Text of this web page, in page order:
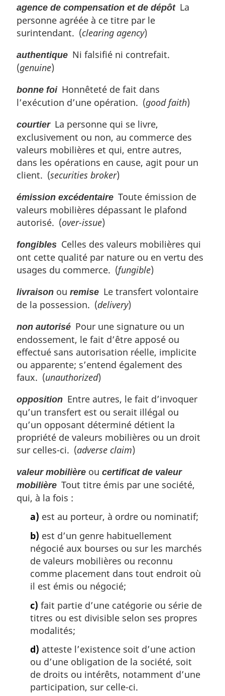
agence de compensation et de dépôtLa
personne agréée à ce titre par le
surintendant. (clearing agency)
authentique Ni falsifié ni contrefait.
(genuine)
bonne foiHonnêteté de fait dans
l’exécution d’une opération. (good faith)
courtierLa personne qui se livre,
exclusivement ou non, au commerce des
valeurs mobilières et qui, entre autres,
dans les opérations en cause, agit pour un
client. (securities broker)
émission excédentaire Toute émission de
valeurs mobilières dépassant le plafond
autorisé. (over-issue)
fongibles Celles des valeurs mobilières qui
ont cette qualité par nature ou en vertu des
usages du commerce. (fungible)
livraison ou remise Le transfert volontaire
de la possession. (delivery)
non autorisé Pour une signature ou un
endossement, le fait d’être apposé ou
effectué sans autorisation réelle, implicite
ou apparente; s’entend également des
faux. (unauthorized)
opposition Entre autres, le fait d’invoquer
qu’un transfert est ou serait illégal ou
qu’un opposant déterminé détient la
propriété de valeurs mobilières ou un droit
sur celles-ci. (adverse claim)
valeur mobilière ou certificat de valeur
mobilière Tout titre émis par une société,
qui, à la fois :
a) est au porteur, à ordre ou nominatif;
b) est d’un genre habituellement
négocié aux bourses ou sur les marchés
de valeurs mobilières ou reconnu
comme placement dans tout endroit où
il est émis ou négocié;
c) fait partie d’une catégorie ou série de
titres ou est divisible selon ses propres
modalités;
d) atteste l’existence soit d’une action
ou d’une obligation de la société, soit
de droits ou intérêts, notamment d’une
participation, sur celle-ci.